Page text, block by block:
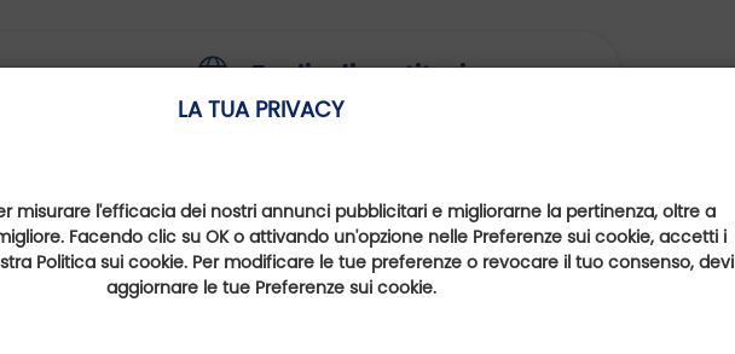
LA TUA PRIVACY
misurare l'efficacia dei nostri annunci pubblicitari e migliorarne la pertinenza, oltre a
Facendo clic su OK o attivando un'opzione nelle Preferenze sui cookie, accetti i
Politica sui cookie. Per modificare le tue preferenze o revocare il tuo consenso, devi
aggiornare le tue Preferenze sui cookie.
- Nouvelle-
Foglio di costituzione
https://www.golfy.fr/it/golfs/165--golf-
golf@saintpierreoleron.com